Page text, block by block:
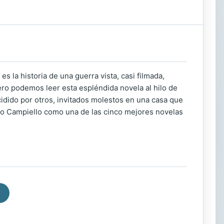
la historia de una guerra vista, casi filmada,
podemos leer esta espléndida novela al hilo de
por otros, invitados molestos en una casa que
Campiello como una de las cinco mejores novelas